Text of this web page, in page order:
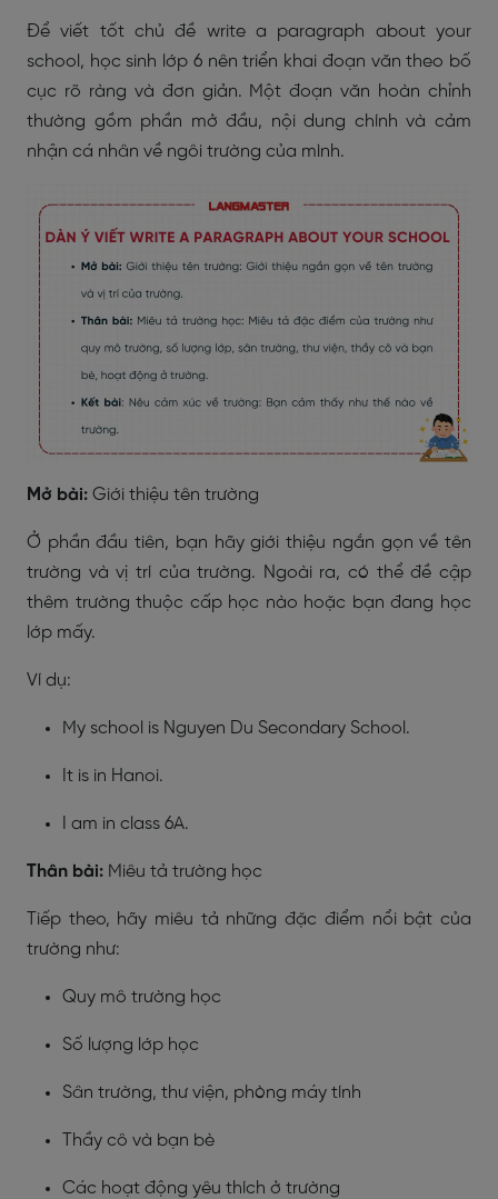
Để viết tốt chủ đề write a paragraph about your
school , học sinh lớp 6 nên triển khai đoạn văn theo bố
cục rõ ràng và đơn giản. Một đoạn văn hoàn chỉnh
thường gồm phần mở đầu, nội dung chính và cảm
nhận cá nhân về ngôi trường của mình.
Mở bài: Giới thiệu tên trường
Ở phần đầu tiên, bạn hãy giới thiệu ngắn gọn về tên
trường và vị trí của trường. Ngoài ra, có thể đề cập
thêm trường thuộc cấp học nào hoặc bạn đang học
lớp mấy.
Ví dụ:
My school is Nguyen Du Secondary School.
It is in Hanoi.
I am in class 6A.
Thân bài: Miêu tả trường học
Tiếp theo, hãy miêu tả những đặc điểm nổi bật của
trường như:
Quy mô trường học
Số lượng lớp học
Sân trường, thư viện, phòng máy tính
Thầy cô và bạn bè
Các hoạt động yêu thích ở trường